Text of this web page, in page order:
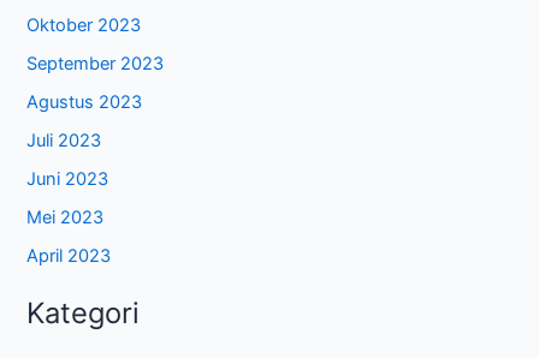
Oktober 2023
September 2023
Agustus 2023
Juli 2023
Juni 2023
Mei 2023
April 2023
Kategori